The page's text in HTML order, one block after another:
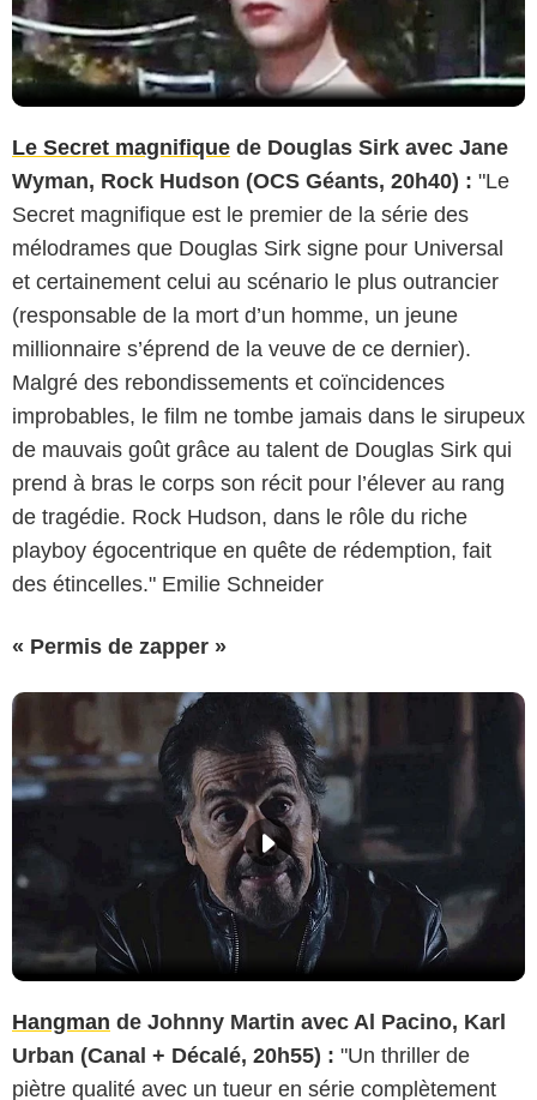
Le Secret magnifique de Douglas Sirk avec Jane
Wyman, Rock Hudson (OCS Géants, 20h40) : "Le
Secret magnifique est le premier de la série des
mélodrames que Douglas Sirk signe pour Universal
et certainement celui au scénario le plus outrancier
(responsable de la mort d’un homme, un jeune
millionnaire s’éprend de la veuve de ce dernier).
Malgré des rebondissements et coïncidences
improbables, le film ne tombe jamais dans le sirupeux
de mauvais goût grâce au talent de Douglas Sirk qui
prend à bras le corps son récit pour l’élever au rang
de tragédie. Rock Hudson, dans le rôle du riche
playboy égocentrique en quête de rédemption, fait
des étincelles." Emilie Schneider
« Permis de zapper »
Hangman de Johnny Martin avec Al Pacino, Karl
Urban (Canal + Décalé, 20h55) : "Un thriller de
piètre qualité avec un tueur en série complètement